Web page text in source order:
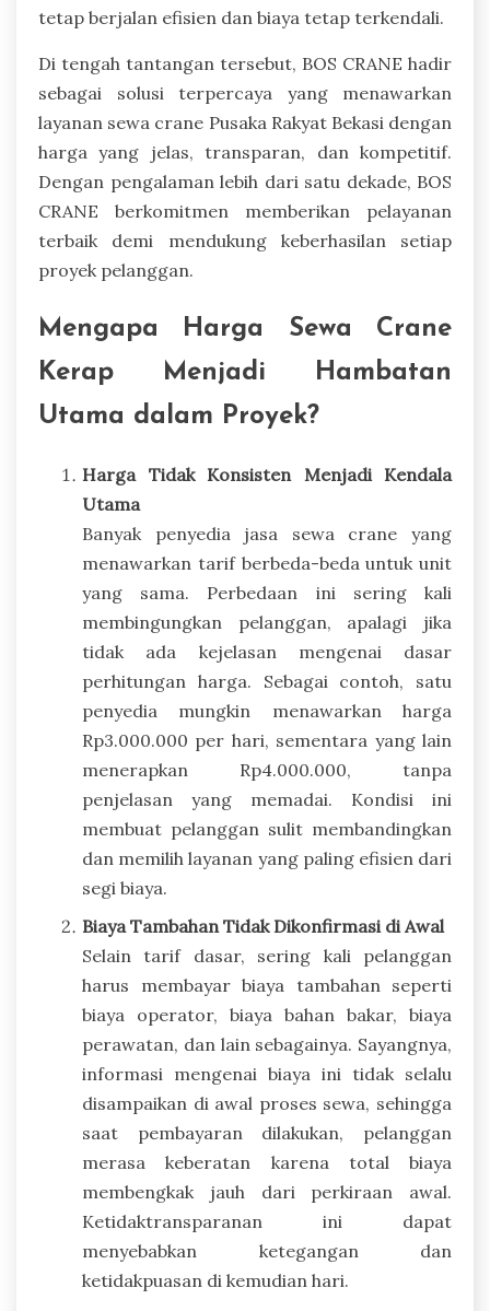
tetap berjalan efisien dan biaya tetap terkendali.
Di tengah tantangan tersebut, BOS CRANE hadir
sebagai solusi terpercaya yang menawarkan
layanan sewa crane Pusaka Rakyat Bekasi dengan
harga yang jelas, transparan, dan kompetitif.
Dengan pengalaman lebih dari satu dekade, BOS
CRANE berkomitmen memberikan pelayanan
terbaik demi mendukung keberhasilan setiap
proyek pelanggan.
Mengapa Harga Sewa Crane
Kerap Menjadi Hambatan
Utama dalam Proyek?
Harga Tidak Konsisten Menjadi Kendala
Utama
Banyak penyedia jasa sewa crane yang
menawarkan tarif berbeda-beda untuk unit
yang sama. Perbedaan ini sering kali
membingungkan pelanggan, apalagi jika
tidak ada kejelasan mengenai dasar
perhitungan harga. Sebagai contoh, satu
penyedia mungkin menawarkan harga
Rp3.000.000 per hari, sementara yang lain
menerapkan Rp4.000.000, tanpa
penjelasan yang memadai. Kondisi ini
membuat pelanggan sulit membandingkan
dan memilih layanan yang paling efisien dari
segi biaya.
Biaya Tambahan Tidak Dikonfirmasi di Awal
Selain tarif dasar, sering kali pelanggan
harus membayar biaya tambahan seperti
biaya operator, biaya bahan bakar, biaya
perawatan, dan lain sebagainya. Sayangnya,
informasi mengenai biaya ini tidak selalu
disampaikan di awal proses sewa, sehingga
saat pembayaran dilakukan, pelanggan
merasa keberatan karena total biaya
membengkak jauh dari perkiraan awal.
Ketidaktransparanan ini dapat
menyebabkan ketegangan dan
ketidakpuasan di kemudian hari.